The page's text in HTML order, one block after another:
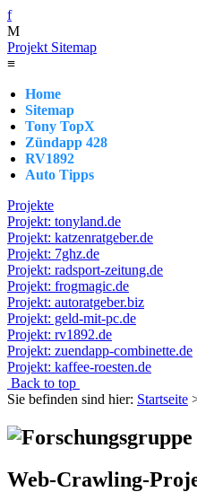
f
M
Projekt Sitemap
≡
Home
Sitemap
Tony TopX
Zündapp 428
RV1892
Auto Tipps
Projekte
Projekt: tonyland.de
Projekt: katzenratgeber.de
Projekt: 7ghz.de
Projekt: radsport-zeitung.de
Projekt: frogmagic.de
Projekt: autoratgeber.biz
Projekt: geld-mit-pc.de
Projekt: rv1892.de
Projekt: zuendapp-combinette.de
Projekt: kaffee-roesten.de
Back to top
Sie befinden sind hier: Startseite
Web-Crawling-